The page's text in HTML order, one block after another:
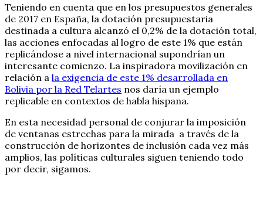
Teniendo en cuenta que en los presupuestos generales
de 2017 en España, la dotación presupuestaria
destinada a cultura alcanzó el 0,2% de la dotación total,
las acciones enfocadas al logro de este 1% que están
replicándose a nivel internacional supondrían un
interesante comienzo. La inspiradora movilización en
relación a la exigencia de este 1% desarrollada en
Bolivia por la Red Telartes nos daría un ejemplo
replicable en contextos de habla hispana.
En esta necesidad personal de conjurar la imposición
de ventanas estrechas para la mirada a través de la
construcción de horizontes de inclusión cada vez más
amplios, las políticas culturales siguen teniendo todo
por decir, sigamos.